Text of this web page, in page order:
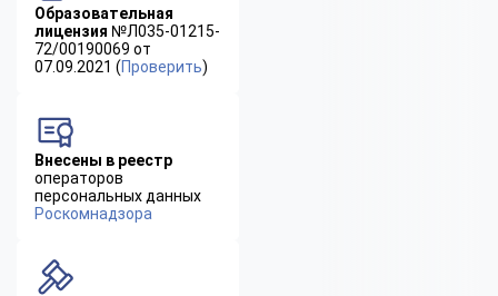
Образовательная
лицензия №Л035-01215-
72/00190069 от
07.09.2021 (Проверить)
Внесены в реестр
операторов
персональных данных
Роскомнадзора